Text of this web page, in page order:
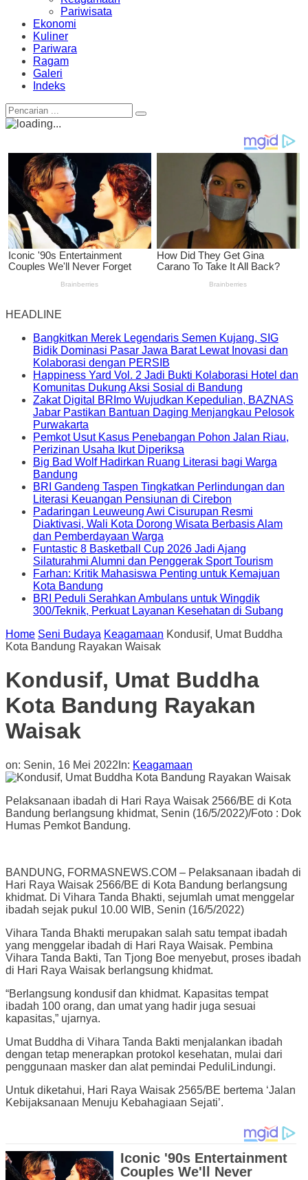
Pariwisata
Ekonomi
Kuliner
Pariwara
Ragam
Galeri
Indeks
HEADLINE
Bangkitkan Merek Legendaris Semen Kujang, SIG
Bidik Dominasi Pasar Jawa Barat Lewat Inovasi dan
Kolaborasi dengan PERSIB
Happiness Yard Vol. 2 Jadi Bukti Kolaborasi Hotel dan
Komunitas Dukung Aksi Sosial di Bandung
Zakat Digital BRImo Wujudkan Kepedulian, BAZNAS
Jabar Pastikan Bantuan Daging Menjangkau Pelosok
Purwakarta
Pemkot Usut Kasus Penebangan Pohon Jalan Riau,
Perizinan Usaha Ikut Diperiksa
Big Bad Wolf Hadirkan Ruang Literasi bagi Warga
Bandung
BRI Gandeng Taspen Tingkatkan Perlindungan dan
Literasi Keuangan Pensiunan di Cirebon
Padaringan Leuweung Awi Cisurupan Resmi
Diaktivasi, Wali Kota Dorong Wisata Berbasis Alam
dan Pemberdayaan Warga
Funtastic 8 Basketball Cup 2026 Jadi Ajang
Silaturahmi Alumni dan Penggerak Sport Tourism
Farhan: Kritik Mahasiswa Penting untuk Kemajuan
Kota Bandung
BRI Peduli Serahkan Ambulans untuk Wingdik
300/Teknik, Perkuat Layanan Kesehatan di Subang
Home Seni Budaya Keagamaan Kondusif, Umat Buddha
Kota Bandung Rayakan Waisak
Kondusif, Umat Buddha
Kota Bandung Rayakan
Waisak
on: Senin, 16 Mei 2022 In: Keagamaan
Pelaksanaan ibadah di Hari Raya Waisak 2566/BE di Kota
Bandung berlangsung khidmat, Senin (16/5/2022)/Foto : Dok
Humas Pemkot Bandung.
BANDUNG, FORMASNEWS.COM – Pelaksanaan ibadah di
Hari Raya Waisak 2566/BE di Kota Bandung berlangsung
khidmat. Di Vihara Tanda Bhakti, sejumlah umat menggelar
ibadah sejak pukul 10.00 WIB, Senin (16/5/2022)
Vihara Tanda Bhakti merupakan salah satu tempat ibadah
yang menggelar ibadah di Hari Raya Waisak. Pembina
Vihara Tanda Bakti, Tan Tjong Boe menyebut, proses ibadah
di Hari Raya Waisak berlangsung khidmat.
“Berlangsung kondusif dan khidmat. Kapasitas tempat
ibadah 100 orang, dan umat yang hadir juga sesuai
kapasitas,” ujarnya.
Umat Buddha di Vihara Tanda Bakti menjalankan ibadah
dengan tetap menerapkan protokol kesehatan, mulai dari
penggunaan masker dan alat pemindai PeduliLindungi.
Untuk diketahui, Hari Raya Waisak 2565/BE bertema ‘Jalan
Kebijaksanaan Menuju Kebahagiaan Sejati’.